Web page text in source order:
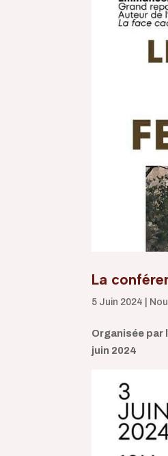
La
5 Juin 2024
Organisée par
juin 2024